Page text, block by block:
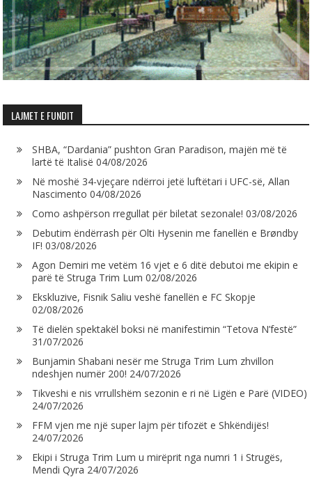
LAJMET E FUNDIT
SHBA, “Dardania” pushton Gran Paradison, majën më të
lartë të Italisë 04/08/2026
Në moshë 34-vjeçare ndërroi jetë luftëtari i UFC-së, Allan
Nascimento 04/08/2026
Como ashpërson rregullat për biletat sezonale! 03/08/2026
Debutim ëndërrash për Olti Hysenin me fanellën e Brøndby
IF! 03/08/2026
Agon Demiri me vetëm 16 vjet e 6 ditë debutoi me ekipin e
parë të Struga Trim Lum 02/08/2026
Ekskluzive, Fisnik Saliu veshë fanellën e FC Skopje
02/08/2026
Të dielën spektakël boksi në manifestimin “Tetova N’festë”
31/07/2026
Bunjamin Shabani nesër me Struga Trim Lum zhvillon
ndeshjen numër 200! 24/07/2026
Tikveshi e nis vrrullshëm sezonin e ri në Ligën e Parë (VIDEO)
24/07/2026
FFM vjen me një super lajm për tifozët e Shkëndijës!
24/07/2026
Ekipi i Struga Trim Lum u mirëprit nga numri 1 i Strugës,
Mendi Qyra 24/07/2026